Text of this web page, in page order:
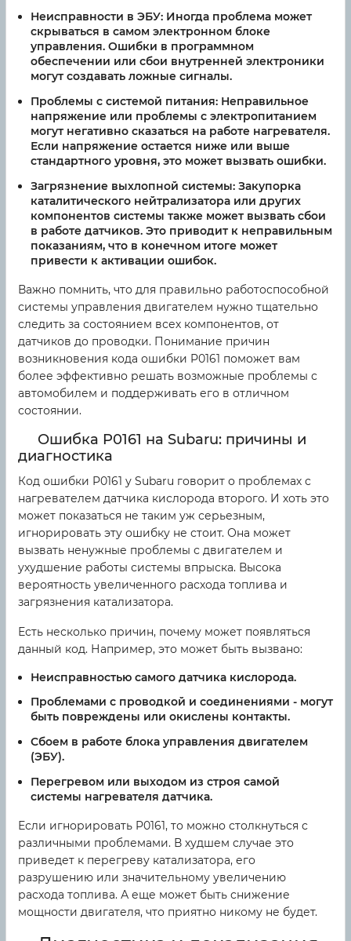
Неисправности в ЭБУ: Иногда проблема может
скрываться в самом электронном блоке
управления. Ошибки в программном
обеспечении или сбои внутренней электроники
могут создавать ложные сигналы.
Проблемы с системой питания: Неправильное
напряжение или проблемы с электропитанием
могут негативно сказаться на работе нагревателя.
Если напряжение остается ниже или выше
стандартного уровня, это может вызвать ошибки.
Загрязнение выхлопной системы: Закупорка
каталитического нейтрализатора или других
компонентов системы также может вызвать сбои
в работе датчиков. Это приводит к неправильным
показаниям, что в конечном итоге может
привести к активации ошибок.
Важно помнить, что для правильно работоспособной
системы управления двигателем нужно тщательно
следить за состоянием всех компонентов, от
датчиков до проводки. Понимание причин
возникновения кода ошибки P0161 поможет вам
более эффективно решать возможные проблемы с
автомобилем и поддерживать его в отличном
состоянии.
Ошибка P0161 на Subaru: причины и
диагностика
Код ошибки P0161 у Subaru говорит о проблемах с
нагревателем датчика кислорода второго. И хоть это
может показаться не таким уж серьезным,
игнорировать эту ошибку не стоит. Она может
вызвать ненужные проблемы с двигателем и
ухудшение работы системы впрыска. Высока
вероятность увеличенного расхода топлива и
загрязнения катализатора.
Есть несколько причин, почему может появляться
данный код. Например, это может быть вызвано:
Неисправностью самого датчика кислорода.
Проблемами с проводкой и соединениями - могут
быть повреждены или окислены контакты.
Сбоем в работе блока управления двигателем
(ЭБУ).
Перегревом или выходом из строя самой
системы нагревателя датчика.
Если игнорировать P0161, то можно столкнуться с
различными проблемами. В худшем случае это
приведет к перегреву катализатора, его
разрушению или значительному увеличению
расхода топлива. А еще может быть снижение
мощности двигателя, что приятно никому не будет.